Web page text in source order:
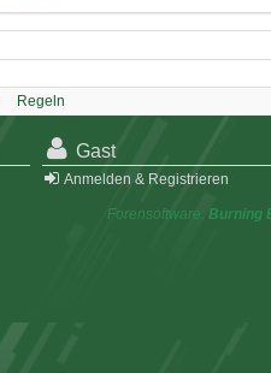
Regeln
Gast
Anmelden & Registrieren
Forensoftware: Burning